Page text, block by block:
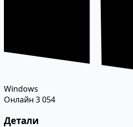
Windows
Онлайн 3 054
Детали